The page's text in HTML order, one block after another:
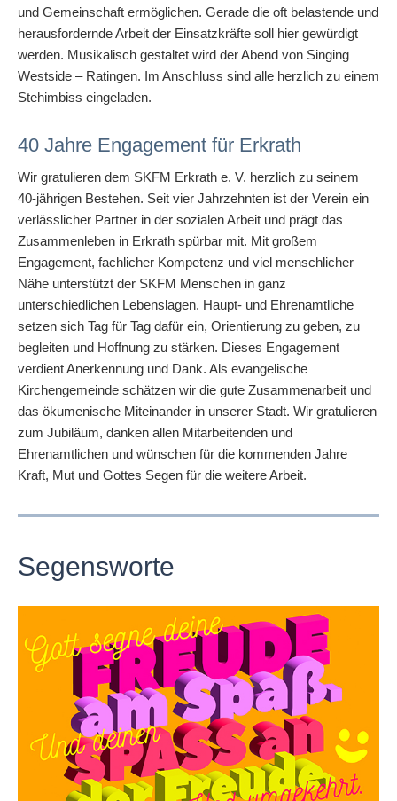
und Gemeinschaft ermöglichen. Gerade die oft belastende und
herausfordernde Arbeit der Einsatzkräfte soll hier gewürdigt
werden. Musikalisch gestaltet wird der Abend von Singing
Westside – Ratingen. Im Anschluss sind alle herzlich zu einem
Stehimbiss eingeladen.
40 Jahre Engagement für Erkrath
Wir gratulieren dem SKFM Erkrath e. V. herzlich zu seinem
40-jährigen Bestehen. Seit vier Jahrzehnten ist der Verein ein
verlässlicher Partner in der sozialen Arbeit und prägt das
Zusammenleben in Erkrath spürbar mit. Mit großem
Engagement, fachlicher Kompetenz und viel menschlicher
Nähe unterstützt der SKFM Menschen in ganz
unterschiedlichen Lebenslagen. Haupt- und Ehrenamtliche
setzen sich Tag für Tag dafür ein, Orientierung zu geben, zu
begleiten und Hoffnung zu stärken. Dieses Engagement
verdient Anerkennung und Dank. Als evangelische
Kirchengemeinde schätzen wir die gute Zusammenarbeit und
das ökumenische Miteinander in unserer Stadt. Wir gratulieren
zum Jubiläum, danken allen Mitarbeitenden und
Ehrenamtlichen und wünschen für die kommenden Jahre
Kraft, Mut und Gottes Segen für die weitere Arbeit.
Segensworte